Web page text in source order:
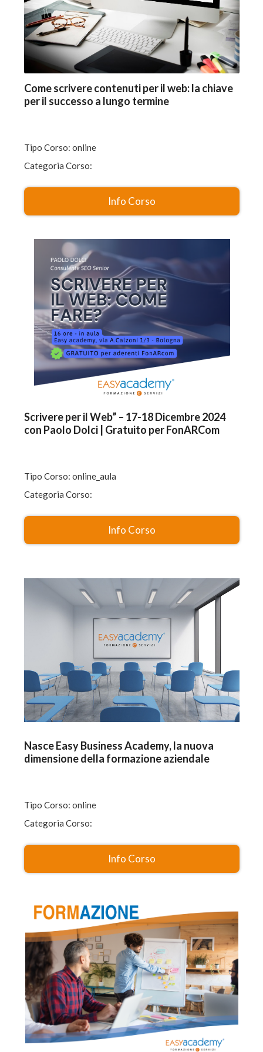
Come scrivere contenuti per il web: la chiave
per il successo a lungo termine
Tipo Corso: online
Categoria Corso:
Info Corso
Scrivere per il Web” – 17-18 Dicembre 2024
con Paolo Dolci | Gratuito per FonARCom
Tipo Corso: online_aula
Categoria Corso:
Info Corso
Nasce Easy Business Academy, la nuova
dimensione della formazione aziendale
Tipo Corso: online
Categoria Corso:
Info Corso